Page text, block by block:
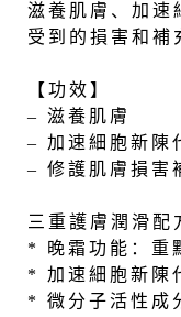
滋養肌膚、加速
受到的損害和補
【功效】
– 滋養肌膚
– 加速細胞新陳
– 修護肌膚損害
三重護膚潤滑
* 晚霜功能：重
* 加速細胞新陳
* 微分子活性成